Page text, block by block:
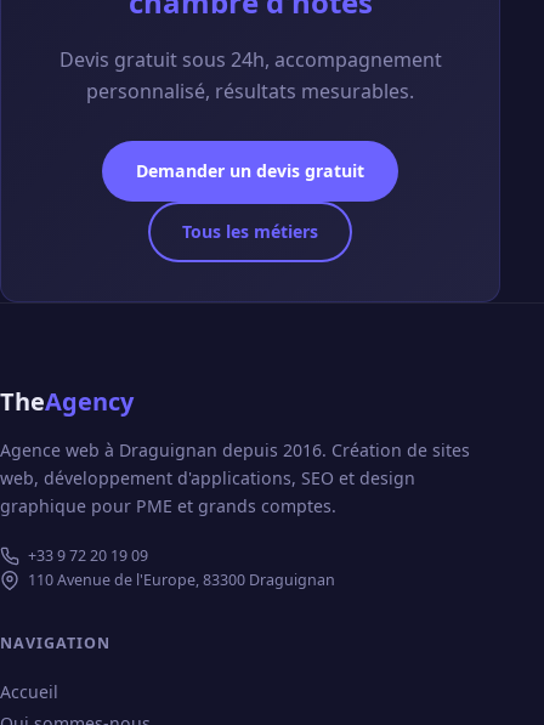
Devis gratuit sous 24h, accompagnement
personnalisé, résultats mesurables.
Demander un devis gratuit
Tous les métiers
TheAgency
Agence web à Draguignan depuis 2016. Création de sites
web, développement d'applications, SEO et design
graphique pour PME et grands comptes.
+33 9 72 20 19 09
110 Avenue de l'Europe, 83300 Draguignan
NAVIGATION
Accueil